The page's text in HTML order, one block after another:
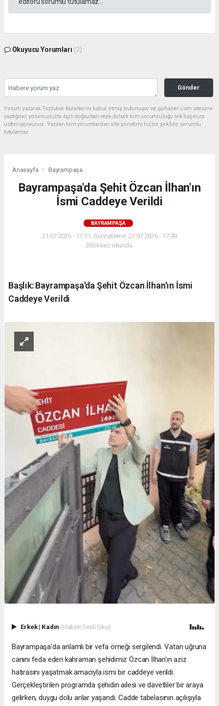
editörü sorumlu tutulamaz...
Okuyucu Yorumları (0)
Gönder
Yorum yazarak Topluluk Kuralları’nı kabul etmiş bulunuyor ve gphaber.com sitesine
yaptığınız yorumunuzla ilgili doğrudan veya dolaylı tüm sorumluluğu tek başınıza
üstleniyorsunuz. Yazılan tüm yorumlardan site yönetimi hiçbir şekilde sorumlu
tutulamaz.
Anasayfa Bayrampaşa
Bayrampaşa'da Şehit Özcan İlhan'ın
İsmi Caddeye Verildi
BAYRAMPAŞA
21.07.2026 - 17:31, Güncelleme: 21.07.2026 - 17:49
2604 kez okundu.
Başlık: Bayrampaşa'da Şehit Özcan İlhan'ın İsmi
Caddeye Verildi
Erkek| Kadın (Haberi Sesli Oku)
Bayrampaşa'da anlamlı bir vefa örneği sergilendi. Vatan uğruna
canını feda eden kahraman şehidimiz Özcan İlhan'ın aziz
hatırasını yaşatmak amacıyla ismi bir caddeye verildi.
Gerçekleştirilen programda şehidin ailesi ve davetliler bir araya
gelirken, duygu dolu anlar yaşandı. Cadde tabelasının açılışıyla